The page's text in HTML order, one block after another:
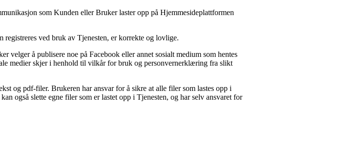
som Kunden eller Bruker laster opp på Hjemmesideplattformen
ved bruk av Tjenesten, er korrekte og lovlige.
å publisere noe på Facebook eller annet sosialt medium som hentes
medier skjer i henhold til vilkår for bruk og personvernerklæring fra slikt
og pdf-filer. Brukeren har ansvar for å sikre at alle filer som lastes opp i
også slette egne filer som er lastet opp i Tjenesten, og har selv ansvaret for